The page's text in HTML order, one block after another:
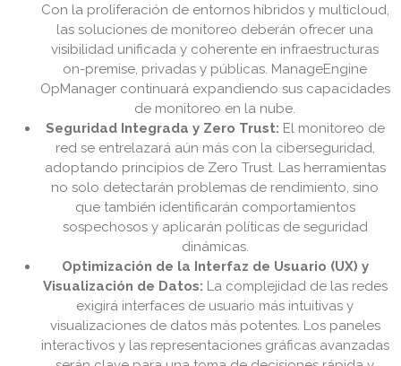
Con la proliferación de entornos híbridos y multicloud,
las soluciones de monitoreo deberán ofrecer una
visibilidad unificada y coherente en infraestructuras
on-premise, privadas y públicas. ManageEngine
OpManager continuará expandiendo sus capacidades
de monitoreo en la nube.
Seguridad Integrada y Zero Trust: El monitoreo de
red se entrelazará aún más con la ciberseguridad,
adoptando principios de Zero Trust. Las herramientas
no solo detectarán problemas de rendimiento, sino
que también identificarán comportamientos
sospechosos y aplicarán políticas de seguridad
dinámicas.
Optimización de la Interfaz de Usuario (UX) y
Visualización de Datos: La complejidad de las redes
exigirá interfaces de usuario más intuitivas y
visualizaciones de datos más potentes. Los paneles
interactivos y las representaciones gráficas avanzadas